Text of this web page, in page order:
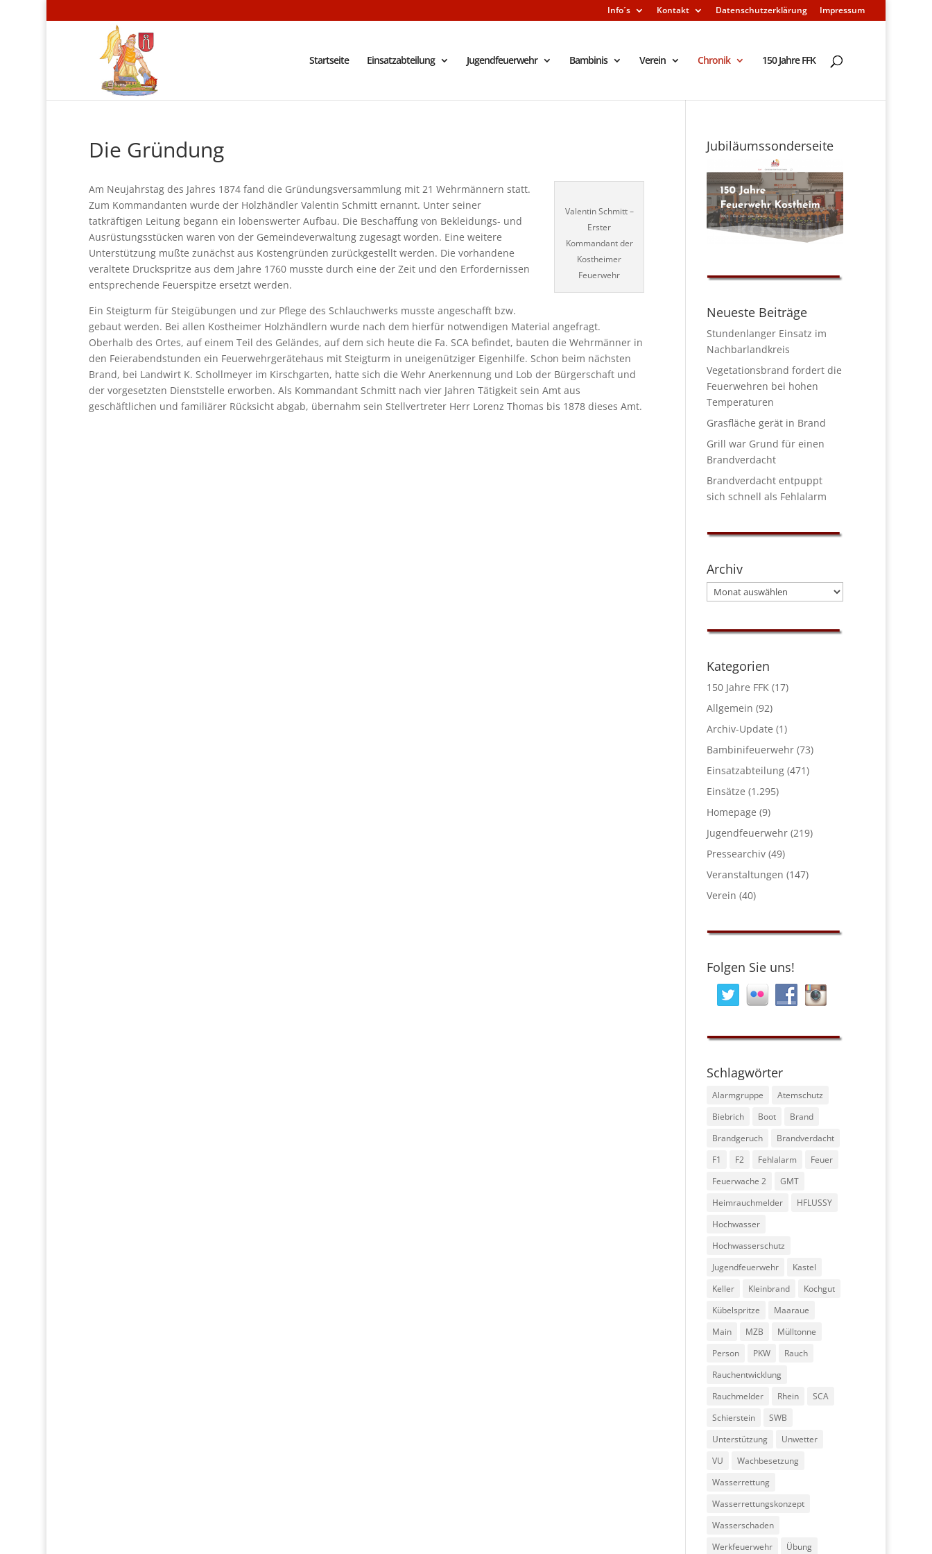
Info´s Kontakt Datenschutzerklärung Impressum
Startseite Einsatzabteilung Jugendfeuerwehr Bambinis Verein Chronik 150 Jahre FFK
Die Gründung
Valentin Schmitt –
Erster
Kommandant der
Kostheimer
Feuerwehr
Am Neujahrstag des Jahres 1874 fand die Gründungsversammlung mit 21 Wehrmännern statt.
Zum Kommandanten wurde der Holzhändler Valentin Schmitt ernannt. Unter seiner
tatkräftigen Leitung begann ein lobenswerter Aufbau. Die Beschaffung von Bekleidungs- und
Ausrüstungsstücken waren von der Gemeindeverwaltung zugesagt worden. Eine weitere
Unterstützung mußte zunächst aus Kostengründen zurückgestellt werden. Die vorhandene
veraltete Druckspritze aus dem Jahre 1760 musste durch eine der Zeit und den Erfordernissen
entsprechende Feuerspitze ersetzt werden.
Ein Steigturm für Steigübungen und zur Pflege des Schlauchwerks musste angeschafft bzw.
gebaut werden. Bei allen Kostheimer Holzhändlern wurde nach dem hierfür notwendigen Material angefragt.
Oberhalb des Ortes, auf einem Teil des Geländes, auf dem sich heute die Fa. SCA befindet, bauten die Wehrmänner in
den Feierabendstunden ein Feuerwehrgerätehaus mit Steigturm in uneigenütziger Eigenhilfe. Schon beim nächsten
Brand, bei Landwirt K. Schollmeyer im Kirschgarten, hatte sich die Wehr Anerkennung und Lob der Bürgerschaft und
der vorgesetzten Dienststelle erworben. Als Kommandant Schmitt nach vier Jahren Tätigkeit sein Amt aus
geschäftlichen und familiärer Rücksicht abgab, übernahm sein Stellvertreter Herr Lorenz Thomas bis 1878 dieses Amt.
Jubiläumssonderseite
Neueste Beiträge
Stundenlanger Einsatz im
Nachbarlandkreis
Vegetationsbrand fordert die
Feuerwehren bei hohen
Temperaturen
Grasfläche gerät in Brand
Grill war Grund für einen
Brandverdacht
Brandverdacht entpuppt
sich schnell als Fehlalarm
Archiv
Archiv
Kategorien
150 Jahre FFK (17)
Allgemein (92)
Archiv-Update (1)
Bambinifeuerwehr (73)
Einsatzabteilung (471)
Einsätze (1.295)
Homepage (9)
Jugendfeuerwehr (219)
Pressearchiv (49)
Veranstaltungen (147)
Verein (40)
Folgen Sie uns!
Schlagwörter
Alarmgruppe
Atemschutz
Biebrich
Boot
Brand
Brandgeruch
Brandverdacht
F1
F2 Fehlalarm
Feuer
Feuerwache 2
GMT
Heimrauchmelder
HFLUSSY
Hochwasser
Hochwasserschutz
Jugendfeuerwehr
Kastel
Keller
Kleinbrand
Kochgut
Kübelspritze
Maaraue
Main
MZB
Mülltonne
Person
PKW
Rauch
Rauchentwicklung
Rauchmelder
Rhein
SCA
Schierstein
SWB
Unterstützung
Unwetter
VU
Wachbesetzung
Wasserrettung
Wasserrettungskonzept
Wasserschaden
Werkfeuerwehr
Übung